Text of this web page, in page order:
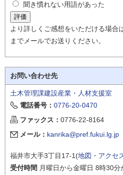
聞き慣れない用語があった
より詳しくご感想をいただける場合
までメールでお送りください。
お問い合わせ先
土木管理課建設産業・人材支援室
電話番号： 0776-20-0470
ファックス： 0776-22-8164
メール： kanrika@pref.fukui.lg.jp
福井市大手3丁目17-1(地図・アクセ
受付時間 月曜日から金曜日 8時30